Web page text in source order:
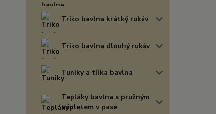
Triko bavlna krátký rukáv
Triko bavlna dlouhý rukáv
Tuniky a tílka bavlna
Tepláky bavlna s pružným
nápletem v pase